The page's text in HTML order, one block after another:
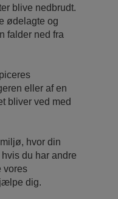
blive nedbrudt.
ødelagte og
falder ned fra
eller af en
bliver ved med
hvor din
du har andre
vores
dig.